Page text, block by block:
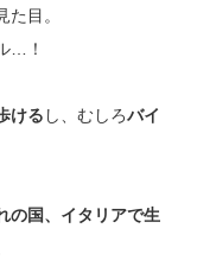
目。
…！
ける し、むしろバイ
の国、イタリアで生